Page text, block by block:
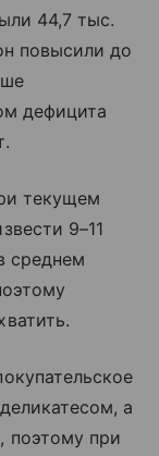
44,7 тыс.
повысили до
дефицита
текущем
9–11
среднем
а
поэтому при